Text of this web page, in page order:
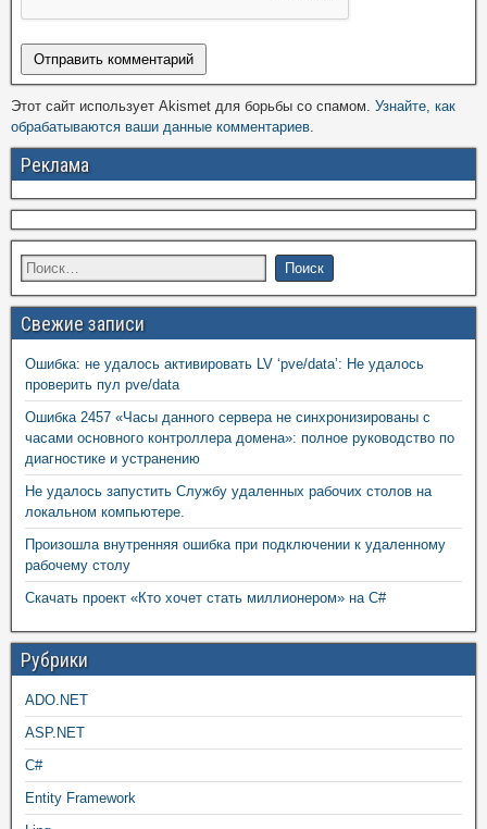
Этот сайт использует Akismet для борьбы со спамом. Узнайте, как
обрабатываются ваши данные комментариев.
Реклама
Свежие записи
Ошибка: не удалось активировать LV ‘pve/data’: Не удалось
проверить пул pve/data
Ошибка 2457 «Часы данного сервера не синхронизированы с
часами основного контроллера домена»: полное руководство по
диагностике и устранению
Не удалось запустить Службу удаленных рабочих столов на
локальном компьютере.
Произошла внутренняя ошибка при подключении к удаленному
рабочему столу
Скачать проект «Кто хочет стать миллионером» на C#
Рубрики
ADO.NET
ASP.NET
C#
Entity Framework